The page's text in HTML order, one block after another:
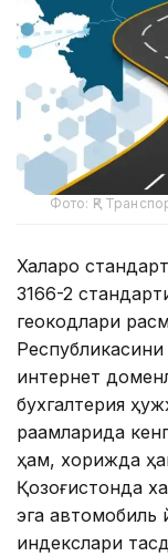
Фото: ҚР
Халқаро
3166-2
геокодлари
интернет
бухгалтерия
рақамларида
ҳам, хорижда
Қозоғистонда
эга автомобиль
индекслари